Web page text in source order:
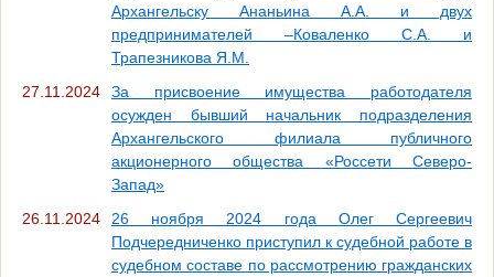
Архангельску Ананьина А.А. и двух
предпринимателей –Коваленко С.А. и
Трапезникова Я.М.
27.11.2024
За присвоение имущества работодателя
осужден бывший начальник подразделения
Архангельского филиала публичного
акционерного общества «Россети Северо-
Запад»
26.11.2024
26 ноября 2024 года Олег Сергеевич
Подчередниченко приступил к судебной работе в
судебном составе по рассмотрению гражданских